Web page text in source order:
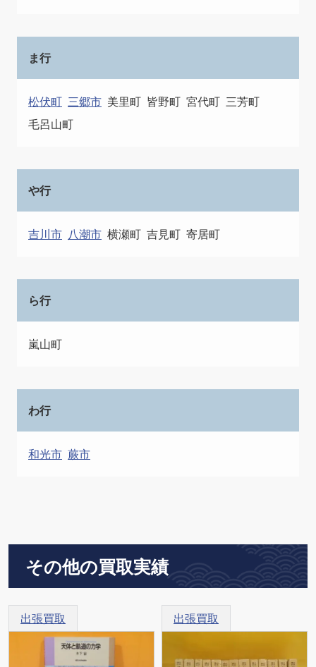
ま行
松伏町 三郷市 美里町 皆野町 宮代町 三芳町
毛呂山町
や行
吉川市 八潮市 横瀬町 吉見町 寄居町
ら行
嵐山町
わ行
和光市 蕨市
その他の買取実績
出張買取 出張買取